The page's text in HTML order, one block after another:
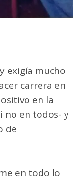
exigía mucho
carrera en
en la
no en todos- y
de
en todo lo